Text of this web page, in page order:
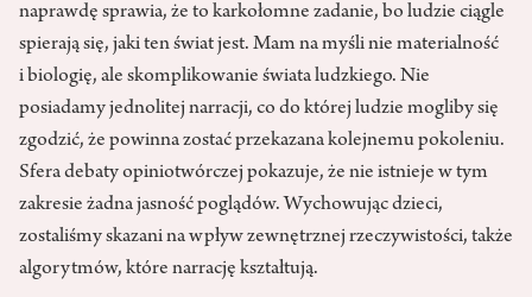
naprawdę sprawia, że to karkołomne zadanie, bo ludzie ciągle
spierają się, jaki ten świat jest. Mam na myśli nie materialność
i biologię, ale skomplikowanie świata ludzkiego. Nie
posiadamy jednolitej narracji, co do której ludzie mogliby się
zgodzić, że powinna zostać przekazana kolejnemu pokoleniu.
Sfera debaty opiniotwórczej pokazuje, że nie istnieje w tym
zakresie żadna jasność poglądów. Wychowując dzieci,
zostaliśmy skazani na wpływ zewnętrznej rzeczywistości, także
algorytmów, które narrację kształtują.